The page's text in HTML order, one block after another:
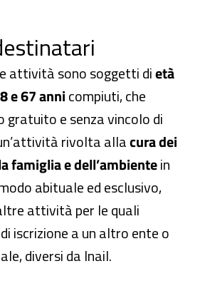
attività sono soggetti dietà
e 67 annicompiuti, che
e senza vincolo di
rivolta allacura dei
famiglia e dell’ambientein
abituale ed esclusivo,
attività per le quali
iscrizione a un altro ente o
diversi da Inail.